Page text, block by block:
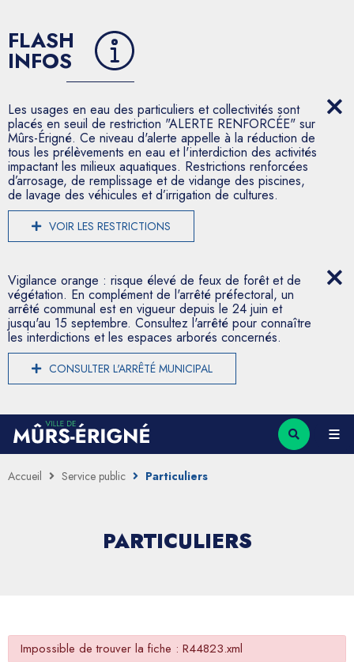
FLASH
INFOS
Les usages en eau des particuliers et collectivités sont
placés en seuil de restriction "ALERTE RENFORCÉE" sur
Mûrs-Érigné. Ce niveau d'alerte appelle à la réduction de
tous les prélèvements en eau et l'interdiction des activités
impactant les milieux aquatiques. Restrictions renforcées
d’arrosage, de remplissage et de vidange des piscines,
de lavage des véhicules et d’irrigation de cultures.
VOIR LES RESTRICTIONS
Vigilance orange : risque élevé de feux de forêt et de
végétation. En complément de l'arrêté préfectoral, un
arrêté communal est en vigueur depuis le 24 juin et
jusqu'au 15 septembre. Consultez l'arrêté pour connaître
les interdictions et les espaces arborés concernés.
CONSULTER L'ARRÊTÉ MUNICIPAL
Accueil Service public Particuliers
PARTICULIERS
Impossible de trouver la fiche : R44823.xml